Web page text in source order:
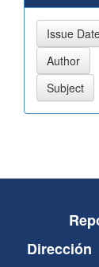
Dirección